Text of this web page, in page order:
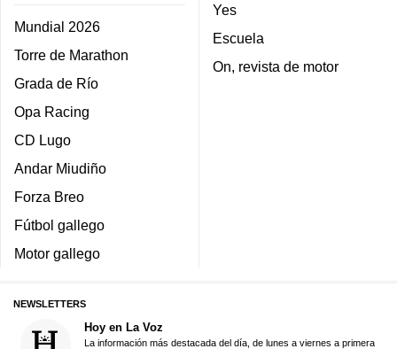
Mundial 2026
Torre de Marathon
Grada de Río
Opa Racing
CD Lugo
Andar Miudiño
Forza Breo
Fútbol gallego
Motor gallego
Yes
Escuela
On, revista de motor
NEWSLETTERS
Hoy en La Voz
La información más destacada del día, de lunes a viernes a primera